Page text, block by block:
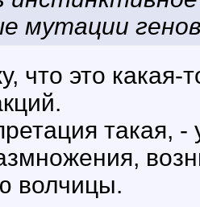
мутации
что это какая-
такая, -
волчицы.